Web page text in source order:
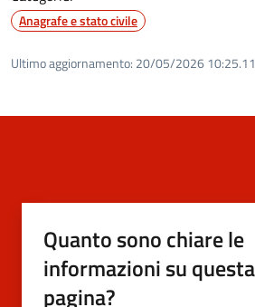
Anagrafe e stato civile
Ultimo aggiornamento: 20/05/2026 10:25.11
Quanto sono chiare le
informazioni su questa
pagina?